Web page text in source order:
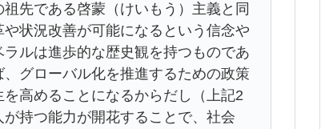
先である啓蒙（けいもう）主義と同
状況改善が可能になるという信念や
ルは進歩的な歴史観を持つものであ
グローバル化を推進するための政策
高めることになるからだし（上記2
持つ能力が開花することで、社会